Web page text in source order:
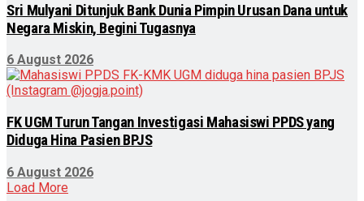
Sri Mulyani Ditunjuk Bank Dunia Pimpin Urusan Dana untuk
Negara Miskin, Begini Tugasnya
6 August 2026
FK UGM Turun Tangan Investigasi Mahasiswi PPDS yang
Diduga Hina Pasien BPJS
6 August 2026
Load More